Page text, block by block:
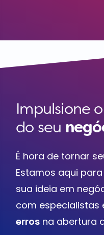
Impulsione o
do seu
É hora de tornar
Estamos aqui
sua ideia em
com especialistas
erros na abertura